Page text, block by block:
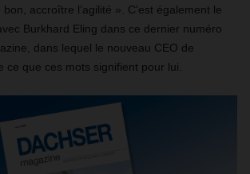
accroître l’agilité ». C'est également le
Burkhard Eling dans ce dernier numéro
dans lequel le nouveau CEO de
ce que ces mots signifient pour lui.